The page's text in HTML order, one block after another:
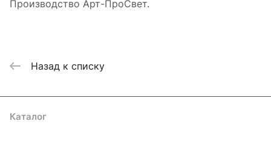
Производство Арт-ПроСвет.
Назад к списку
Каталог